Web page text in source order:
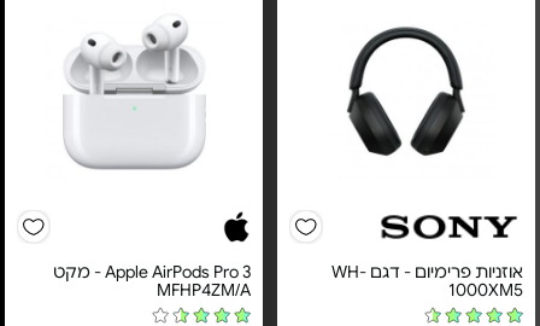
אוזניות פרימיום - דגם WH-
1000XM5
Apple AirPods Pro 3 - מקט
MFHP4ZM/A